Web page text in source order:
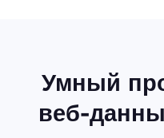
Умный
веб-